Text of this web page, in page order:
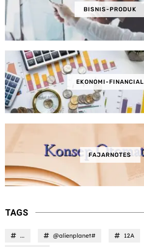
BISNIS-PRODUK
EKONOMI-FINANCIAL
FAJARNOTES
TAGS
... @alienplanet# 12A